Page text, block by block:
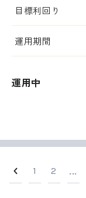
目標利回り
運用期間
運用中
1 2 ...